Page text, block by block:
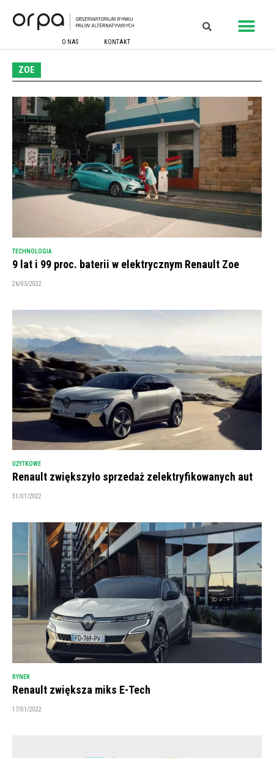
O NAS KONTAKT
ZOE
TECHNOLOGIA
9 lat i 99 proc. baterii w elektrycznym Renault Zoe
26/05/2022
UŻYTKOWE
Renault zwiększyło sprzedaż zelektryfikowanych aut
31/01/2022
RYNEK
Renault zwiększa miks E-Tech
17/01/2022